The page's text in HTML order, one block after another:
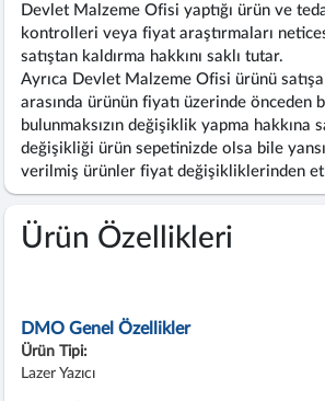
Devlet Malzeme Ofisi yaptığı ürün ve
kontrolleri veya fiyat araştırmaları
satıştan kaldırma hakkını saklı tutar.
Ayrıca Devlet Malzeme Ofisi ürünü
arasında ürünün fiyatı üzerinde önceden
bulunmaksızın değişiklik yapma hakkına
değişikliği ürün sepetinizde olsa bile
verilmiş ürünler fiyat değişikliklerinden
Ürün Özellikleri
DMO Genel Özellikler
Ürün Tipi:
Lazer Yazıcı